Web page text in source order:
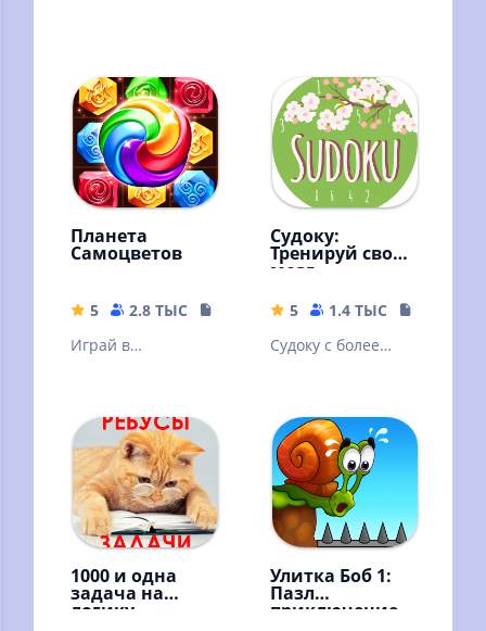
Планета
Самоцветов
5 2.8 ТЫС
146.32 MB
Играй в
наслаждайся
забавными
историями.
Судоку:
Тренируй свой
мозг
5 1.4 ТЫС
Судоку с более
и убойными
возможностями
1000 и одна
задача на
логику.
Улитка Боб 1:
Пазл
приключение